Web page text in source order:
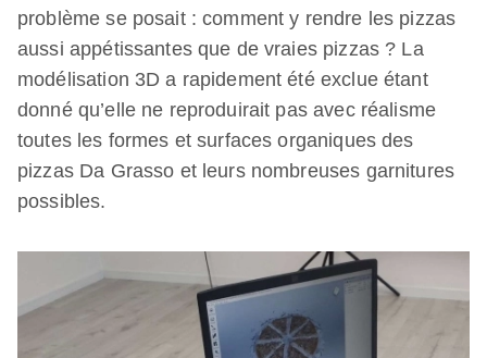
problème se posait : comment y rendre les pizzas
aussi appétissantes que de vraies pizzas ? La
modélisation 3D a rapidement été exclue étant
donné qu’elle ne reproduirait pas avec réalisme
toutes les formes et surfaces organiques des
pizzas Da Grasso et leurs nombreuses garnitures
possibles.